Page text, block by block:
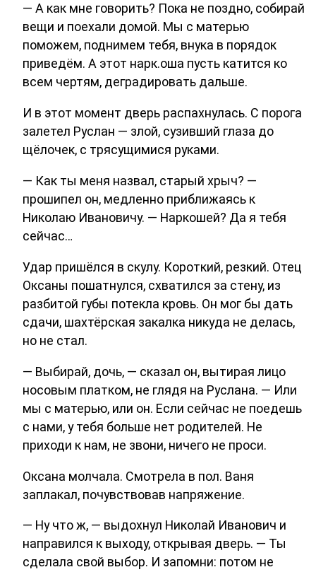
— А как мне говорить? Пока не поздно, собирай
вещи и поехали домой. Мы с матерью
поможем, поднимем тебя, внука в порядок
приведём. А этот нарк.оша пусть катится ко
всем чертям, деградировать дальше.
И в этот момент дверь распахнулась. С порога
залетел Руслан — злой, сузивший глаза до
щёлочек, с трясущимися руками.
— Как ты меня назвал, старый хрыч? —
прошипел он, медленно приближаясь к
Николаю Ивановичу. — Наркошей? Да я тебя
сейчас…
Удар пришёлся в скулу. Короткий, резкий. Отец
Оксаны пошатнулся, схватился за стену, из
разбитой губы потекла кровь. Он мог бы дать
сдачи, шахтёрская закалка никуда не делась,
но не стал.
— Выбирай, дочь, — сказал он, вытирая лицо
носовым платком, не глядя на Руслана. — Или
мы с матерью, или он. Если сейчас не поедешь
с нами, у тебя больше нет родителей. Не
приходи к нам, не звони, ничего не проси.
Оксана молчала. Смотрела в пол. Ваня
заплакал, почувствовав напряжение.
— Ну что ж, — выдохнул Николай Иванович и
направился к выходу, открывая дверь. — Ты
сделала свой выбор. И запомни: потом не